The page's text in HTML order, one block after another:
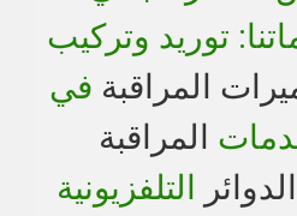
توريد وتركيب
المراقبة في
المراقبة
التلفزيونية